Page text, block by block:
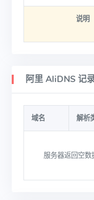
说明
阿里 AliDNS 记
域名 解析
服务器返回空